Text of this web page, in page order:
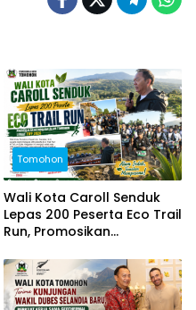
Tomohon
Wali Kota Caroll Senduk
Lepas 200 Peserta Eco Trail
Run, Promosikan
Lewat TIFF 2026